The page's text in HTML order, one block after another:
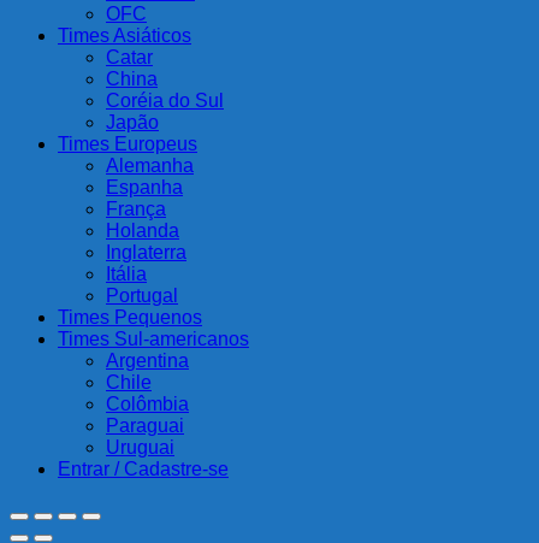
OFC
Times Asiáticos
Catar
China
Coréia do Sul
Japão
Times Europeus
Alemanha
Espanha
França
Holanda
Inglaterra
Itália
Portugal
Times Pequenos
Times Sul-americanos
Argentina
Chile
Colômbia
Paraguai
Uruguai
Entrar / Cadastre-se